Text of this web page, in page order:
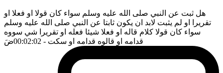
هل ثبت عن النبي صلى الله عليه وسلم سواء كان قولا او فعلا او
تقريرا او لم يثبت لابد ان يكون ثابتا عن النبي صلى الله عليه وسلم
سواء كان قولا كلام قاله او فعلا شيئا فعله او تقريرا شي سووه
قدامه او قالوه قدامه او سكت - 00:02:02 ضَ